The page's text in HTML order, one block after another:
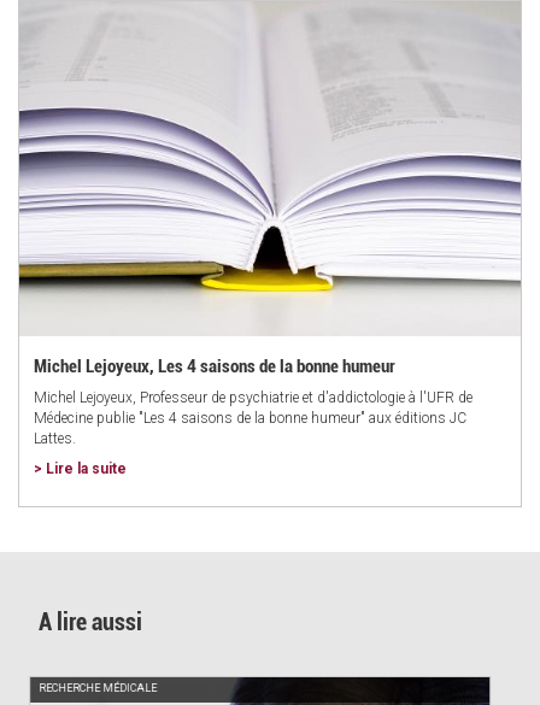
Michel Lejoyeux, Les 4 saisons de la bonne humeur
Michel Lejoyeux, Professeur de psychiatrie et d'addictologie à l'UFR de
Médecine publie "Les 4 saisons de la bonne humeur" aux éditions JC
Lattes.
> Lire la suite
A lire aussi
PUMS, POUR UNE MEILLEURE SANTÉ